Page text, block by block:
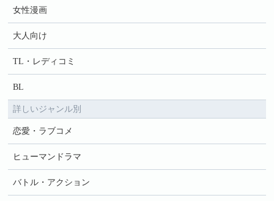
女性漫画
大人向け
TL・レディコミ
BL
詳しいジャンル別
恋愛・ラブコメ
ヒューマンドラマ
バトル・アクション